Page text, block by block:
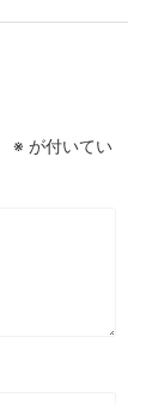
※ が付いてい